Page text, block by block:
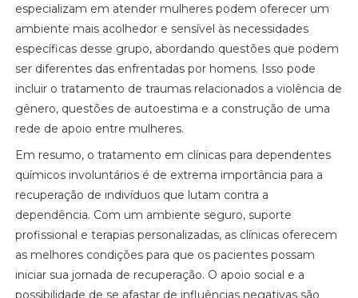
especializam em atender mulheres podem oferecer um
ambiente mais acolhedor e sensível às necessidades
específicas desse grupo, abordando questões que podem
ser diferentes das enfrentadas por homens. Isso pode
incluir o tratamento de traumas relacionados a violência de
gênero, questões de autoestima e a construção de uma
rede de apoio entre mulheres.
Em resumo, o tratamento em clínicas para dependentes
químicos involuntários é de extrema importância para a
recuperação de indivíduos que lutam contra a
dependência. Com um ambiente seguro, suporte
profissional e terapias personalizadas, as clínicas oferecem
as melhores condições para que os pacientes possam
iniciar sua jornada de recuperação. O apoio social e a
possibilidade de se afastar de influências negativas são